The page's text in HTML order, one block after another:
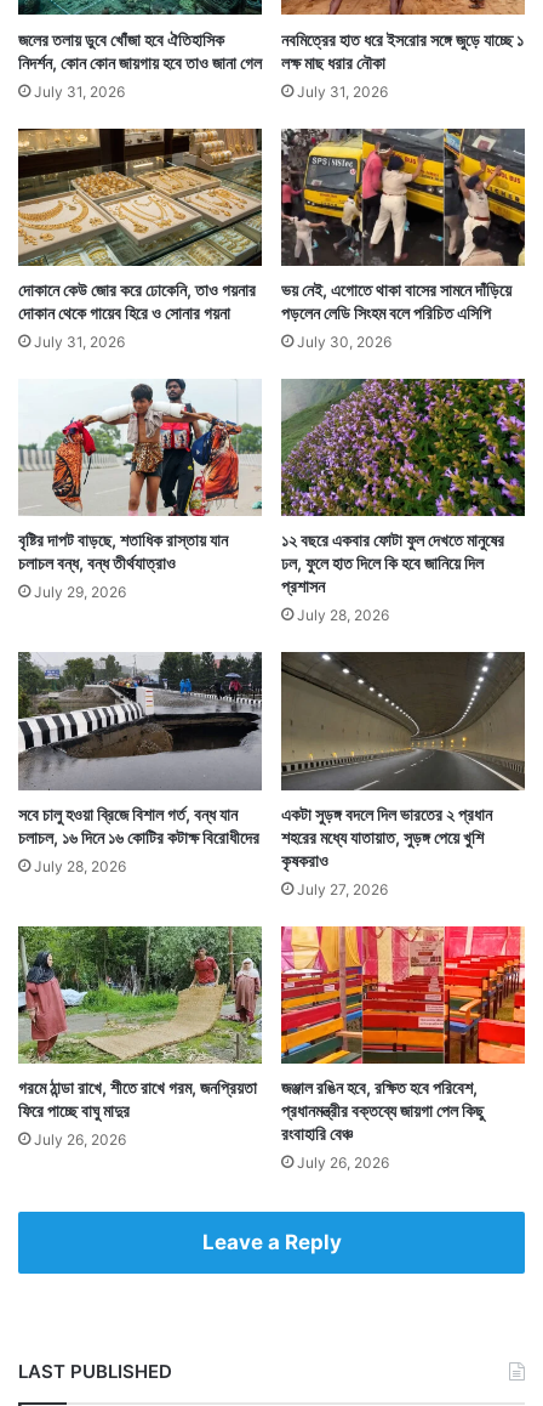
জলের তলায় ডুবে খোঁজা হবে ঐতিহাসিক
নিদর্শন, কোন কোন জায়গায় হবে তাও জানা গেল
July 31, 2026
নবমিত্রের হাত ধরে ইসরোর সঙ্গে জুড়ে যাচ্ছে ১
লক্ষ মাছ ধরার নৌকা
July 31, 2026
দোকানে কেউ জোর করে ঢোকেনি, তাও গয়নার
দোকান থেকে গায়েব হিরে ও সোনার গয়না
July 31, 2026
ভয় নেই, এগোতে থাকা বাসের সামনে দাঁড়িয়ে
পড়লেন লেডি সিংহম বলে পরিচিত এসিপি
July 30, 2026
বৃষ্টির দাপট বাড়ছে, শতাধিক রাস্তায় যান
চলাচল বন্ধ, বন্ধ তীর্থযাত্রাও
July 29, 2026
১২ বছরে একবার ফোটা ফুল দেখতে মানুষের
ঢল, ফুলে হাত দিলে কি হবে জানিয়ে দিল
প্রশাসন
July 28, 2026
সবে চালু হওয়া ব্রিজে বিশাল গর্ত, বন্ধ যান
চলাচল, ১৬ দিনে ১৬ কোটির কটাক্ষ বিরোধীদের
July 28, 2026
একটা সুড়ঙ্গ বদলে দিল ভারতের ২ প্রধান
শহরের মধ্যে যাতায়াত, সুড়ঙ্গ পেয়ে খুশি
কৃষকরাও
July 27, 2026
গরমে ঠান্ডা রাখে, শীতে রাখে গরম, জনপ্রিয়তা
ফিরে পাচ্ছে বাঘু মাদুর
July 26, 2026
জঞ্জাল রঙিন হবে, রক্ষিত হবে পরিবেশ,
প্রধানমন্ত্রীর বক্তব্যে জায়গা পেল কিছু
রংবাহারি বেঞ্চ
July 26, 2026
Leave a Reply
LAST PUBLISHED